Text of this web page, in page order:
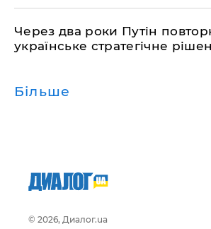
Через два роки Путін
українське стратегічне
Більше
© 2026, Диалог.ua